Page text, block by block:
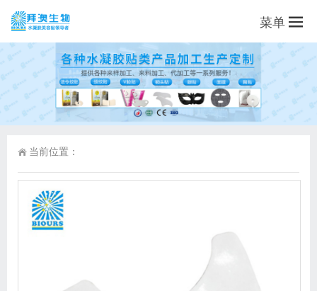
菜单
当前位置：